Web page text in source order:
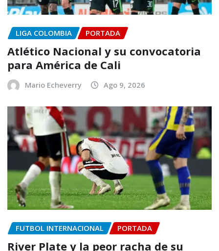
LIGA COLOMBIA PORTADA
Atlético Nacional y su convocatoria
para América de Cali
Mario Echeverry Ago 9, 2026
FUTBOL INTERNACIONAL PORTADA
River Plate y la peor racha de su